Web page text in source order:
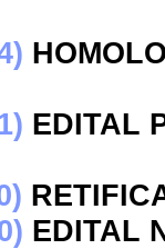
EDITAL
EDITAL